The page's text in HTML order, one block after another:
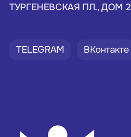
ТУРГЕНЕВСКАЯ ПЛ., ДОМ 2
TELEGRAM ВКонтакте